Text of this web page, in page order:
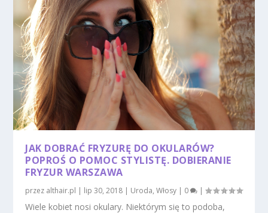
JAK DOBRAĆ FRYZURĘ DO OKULARÓW?
POPROŚ O POMOC STYLISTĘ. DOBIERANIE
FRYZUR WARSZAWA
przez althair.pl | lip 30, 2018 | Uroda,Włosy | 0 |
Wiele kobiet nosi okulary. Niektórym się to podoba,